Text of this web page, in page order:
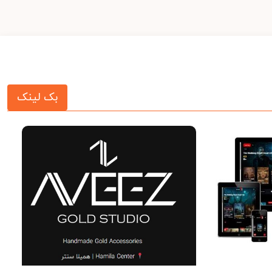
بک لینک